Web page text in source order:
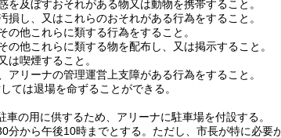
を及ぼすおそれがある物又は動物を携帯すること。
損し、又はこれらのおそれがある行為をすること。
の他これらに類する行為をすること。
の他これらに類する物を配布し、又は掲示すること。
は喫煙すること。
アリーナの管理運営上支障がある行為をすること。
ては退場を命ずることができる。
車の用に供するため、アリーナに駐車場を付設する。
から午後10時までとする。 ただし、市長が特に必要